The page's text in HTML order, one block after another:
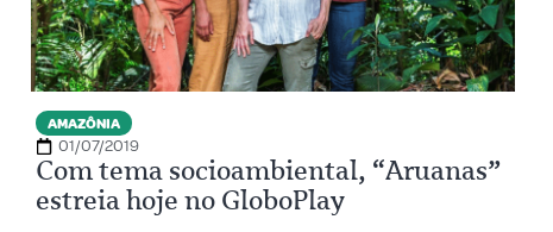
AMAZÔNIA
01/07/2019
Com tema socioambiental, “Aruanas”
estreia hoje no GloboPlay